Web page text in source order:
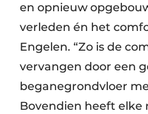
en opnieuw
verleden én het
Engelen. “Zo is de
vervangen door een
beganegrondvloer
Bovendien heeft